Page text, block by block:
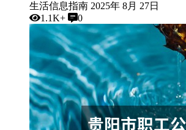
生活信息指南 2025年 8月 27日
1.1K+
0